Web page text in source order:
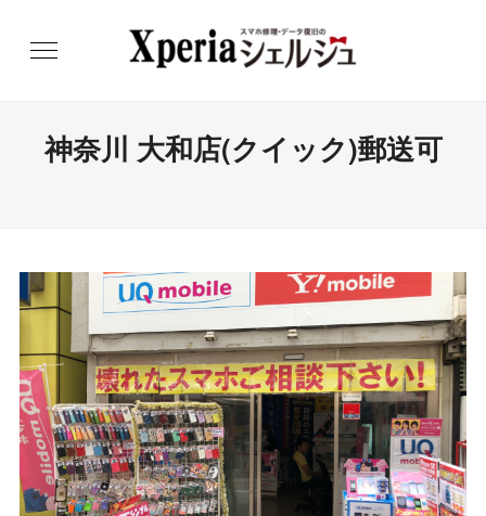
神奈川 大和店(クイック)郵送可